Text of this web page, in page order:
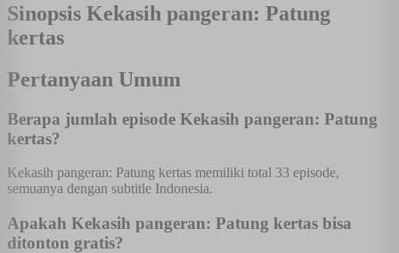
Sinopsis Kekasih pangeran: Patung
kertas
Pertanyaan Umum
Berapa jumlah episode Kekasih pangeran: Patung
kertas?
Kekasih pangeran: Patung kertas memiliki total 33 episode,
semuanya dengan subtitle Indonesia.
Apakah Kekasih pangeran: Patung kertas bisa
ditonton gratis?